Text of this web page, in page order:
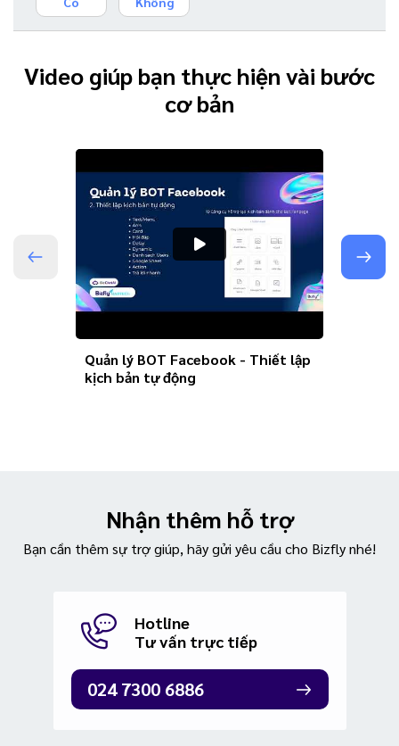
Video giúp bạn thực hiện vài bước
cơ bản
Quản lý BOT Facebook - Thiết lập
kịch bản tự động
Nhận thêm hỗ trợ
Bạn cần thêm sự trợ giúp, hãy gửi yêu cầu cho Bizfly nhé!
Hotline
Tư vấn trực tiếp
024 7300 6886